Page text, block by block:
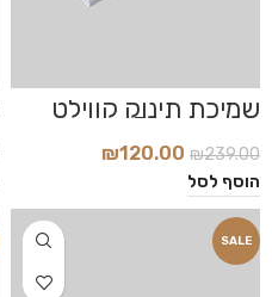
שמיכת תינוק קווילט
דגם Bunny
₪239.00
₪120.00
הוסף לסל
SALE